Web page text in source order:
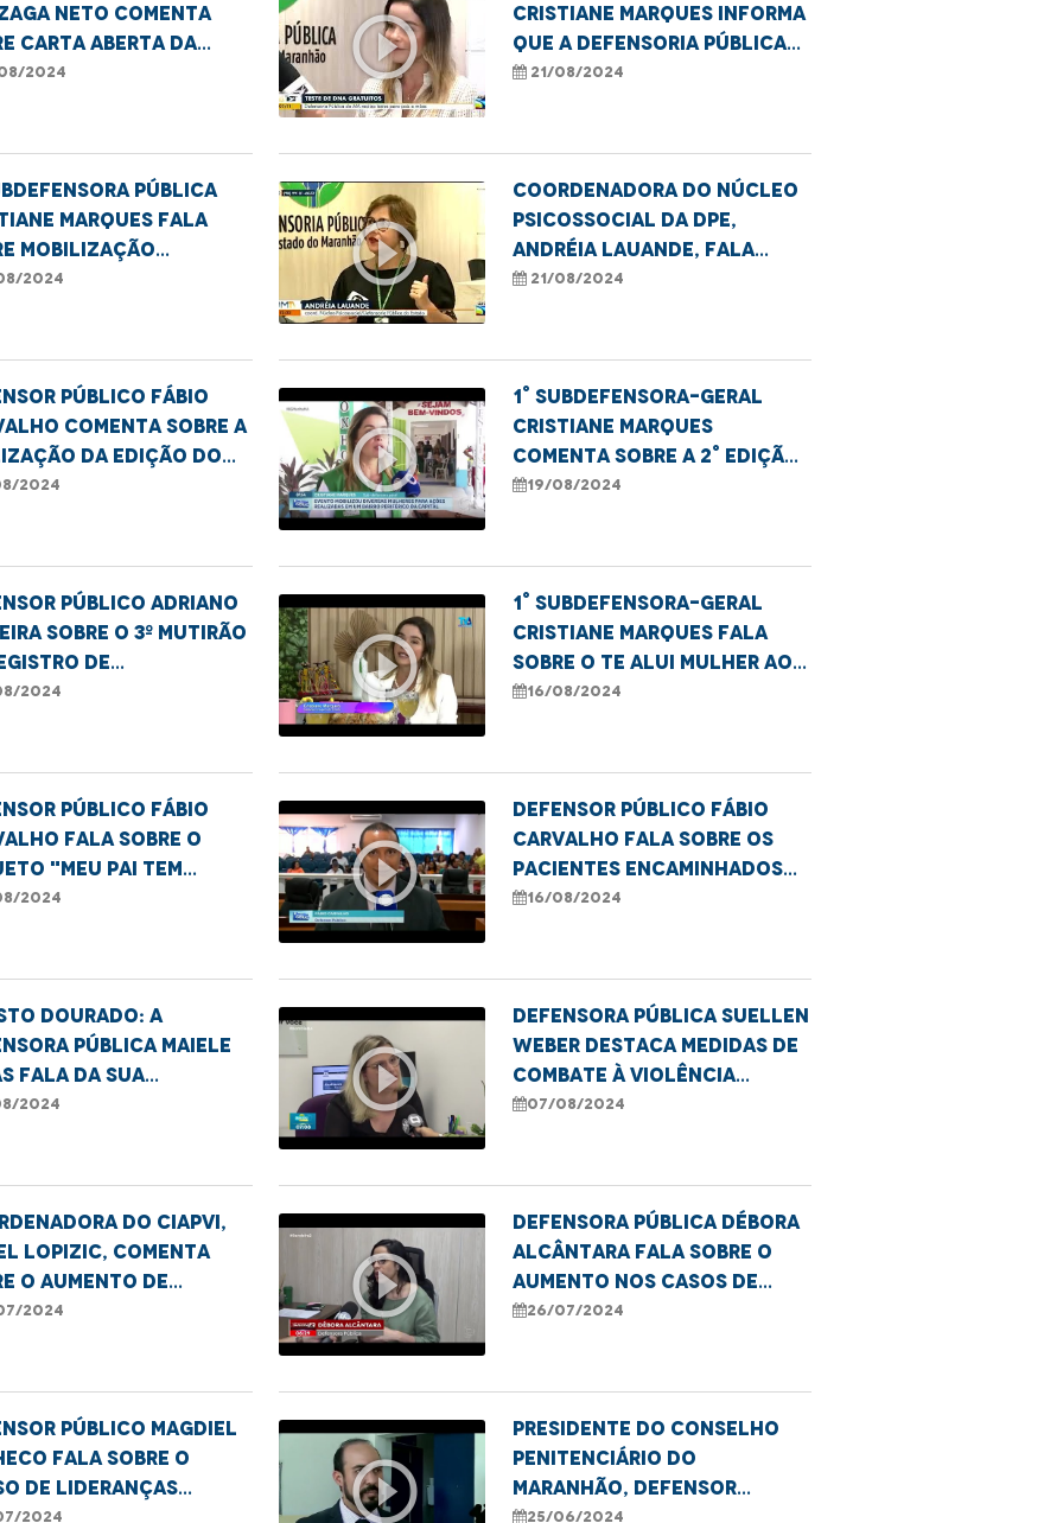
Neto comenta
carta aberta da
2024 play_circle_outline
Cristiane Marques informa
que a Defensoria Pública
está realizando exames de
21/08/2024
Pública
Marques fala
mobilização
na Cidade
2024 play_circle_outline
Coordenadora do Núcleo
Psicossocial da DPE,
Andréia Lauande, fala
sobre a população de rua
21/08/2024
público Fábio
comenta sobre a
da edição do
2024 play_circle_outline
1° Subdefensora-geral
Cristiane Marques
comenta sobre a 2° edição
do projeto Te Alui Mulher
19/08/2024
público Adriano
sobre o 3º Mutirão
de
em Imperatriz.
2024 play_circle_outline
1° Subdefensora-geral
Cristiane Marques fala
sobre o Te Alui Mulher ao
Programa Café com
16/08/2024
público Fábio
fala sobre o
"Meu Pai tem
2024 play_circle_outline
Defensor público Fábio
Carvalho fala sobre os
pacientes encaminhados
para fora de Imperatriz.
16/08/2024
Dourado: A
pública Maiele
fala da sua
pessoal com a
2024 play_circle_outline
Defensora pública Suellen
Weber destaca medidas de
combate à violência
contra a mulher
07/08/2024
do CIAPVI,
Lopizic, comenta
o aumento de
contra idosos
2024 play_circle_outline
Defensora pública Débora
Alcântara fala sobre o
aumento nos casos de
feminicídio.
26/07/2024
público Magdiel
fala sobre o
de Lideranças
em Imperatriz-
2024 play_circle_outline
Presidente do Conselho
Penitenciário do
Maranhão, defensor
Thiago Josino, destaca a
25/06/2024